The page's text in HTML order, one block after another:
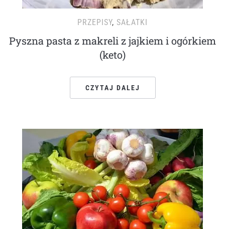
PRZEPISY, SAŁATKI
Pyszna pasta z makreli z jajkiem i ogórkiem
(keto)
CZYTAJ DALEJ